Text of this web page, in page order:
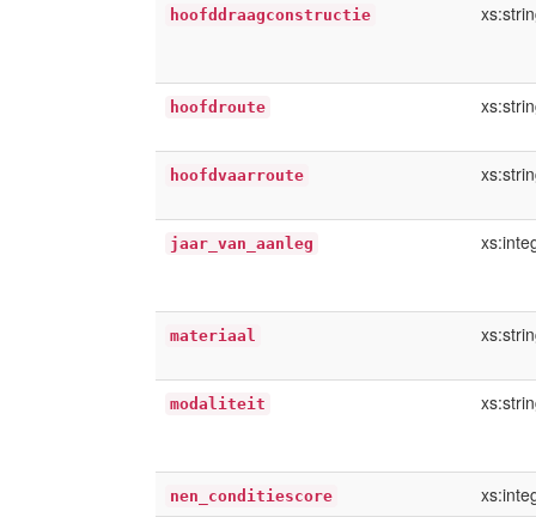
hoofddraagconstructie
hoofdroute
hoofdvaarroute
jaar_van_aanleg
materiaal
modaliteit
nen_conditiescore